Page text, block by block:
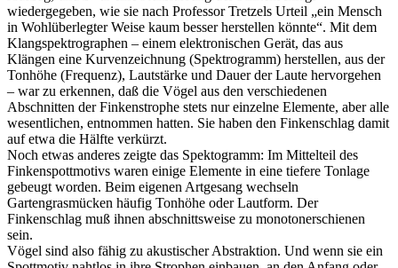
wiedergegeben, wie sie nach Professor Tretzels Urteil „ein Mensch
in Wohlüberlegter Weise kaum besser herstellen könnte“. Mit dem
Klangspektrographen – einem elektronischen Gerät, das aus
Klängen eine Kurvenzeichnung (Spektrogramm) herstellen, aus der
Tonhöhe (Frequenz), Lautstärke und Dauer der Laute hervorgehen
– war zu erkennen, daß die Vögel aus den verschiedenen
Abschnitten der Finkenstrophe stets nur einzelne Elemente, aber alle
wesentlichen, entnommen hatten. Sie haben den Finkenschlag damit
auf etwa die Hälfte verkürzt.
Noch etwas anderes zeigte das Spektogramm: Im Mittelteil des
Finkenspottmotivs waren einige Elemente in eine tiefere Tonlage
gebeugt worden. Beim eigenen Artgesang wechseln
Gartengrasmücken häufig Tonhöhe oder Lautform. Der
Finkenschlag muß ihnen abschnittsweise zu monotonerschienen
sein.
Vögel sind also fähig zu akustischer Abstraktion. Und wenn sie ein